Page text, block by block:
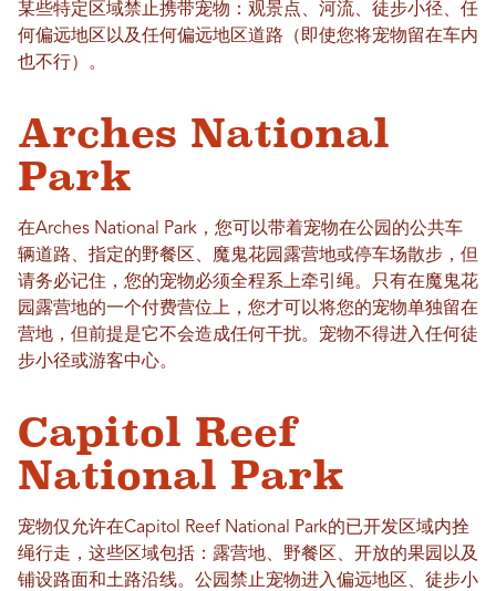
某些特定区域禁止携带宠物：观景点、河流、徒步小径、任
何偏远地区以及任何偏远地区道路（即使您将宠物留在车内
也不行）。
Arches National
Park
在Arches National Park，您可以带着宠物在公园的公共车
辆道路、指定的野餐区、魔鬼花园露营地或停车场散步，但
请务必记住，您的宠物必须全程系上牵引绳。只有在魔鬼花
园露营地的一个付费营位上，您才可以将您的宠物单独留在
营地，但前提是它不会造成任何干扰。宠物不得进入任何徒
步小径或游客中心。
Capitol Reef
National Park
宠物仅允许在Capitol Reef National Park的已开发区域内拴
绳行走，这些区域包括：露营地、野餐区、开放的果园以及
铺设路面和土路沿线。公园禁止宠物进入偏远地区、徒步小